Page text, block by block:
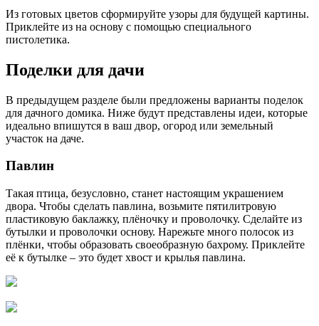
Из готовых цветов сформируйте узоры для будущей картины.
Приклейте из на основу с помощью специального
пистолетика.
Поделки для дачи
В предыдущем разделе были предложены варианты поделок
для дачного домика. Ниже будут представлены идеи, которые
идеально впишутся в ваш двор, огород или земельный
участок на даче.
Павлин
Такая птица, безусловно, станет настоящим украшением
двора. Чтобы сделать павлина, возьмите пятилитровую
пластиковую баклажку, плёночку и проволочку. Сделайте из
бутылки и проволочки основу. Нарежьте много полосок из
плёнки, чтобы образовать своеобразную бахрому. Приклейте
её к бутылке – это будет хвост и крылья павлина.